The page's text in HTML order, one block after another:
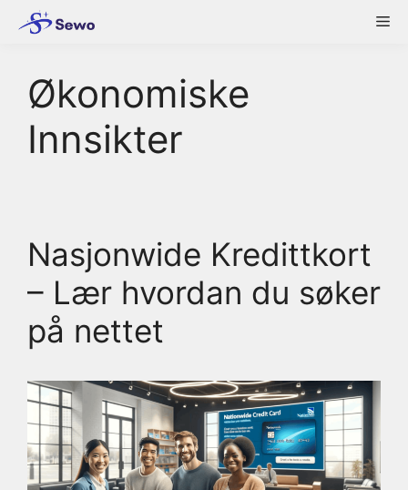
Økonomiske
Innsikter
Nasjonwide Kredittkort
– Lær hvordan du søker
på nettet